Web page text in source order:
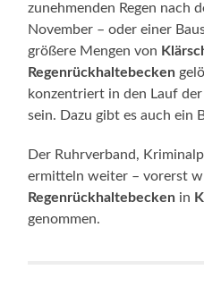
zunehmenden Regen nach
November – oder einer
größere Mengen von
Regenrückhaltebecken
konzentriert in den Lauf der
sein. Dazu gibt es auch ein
Der Ruhrverband,
ermitteln weiter – vorerst
Regenrückhaltebecken in
genommen.